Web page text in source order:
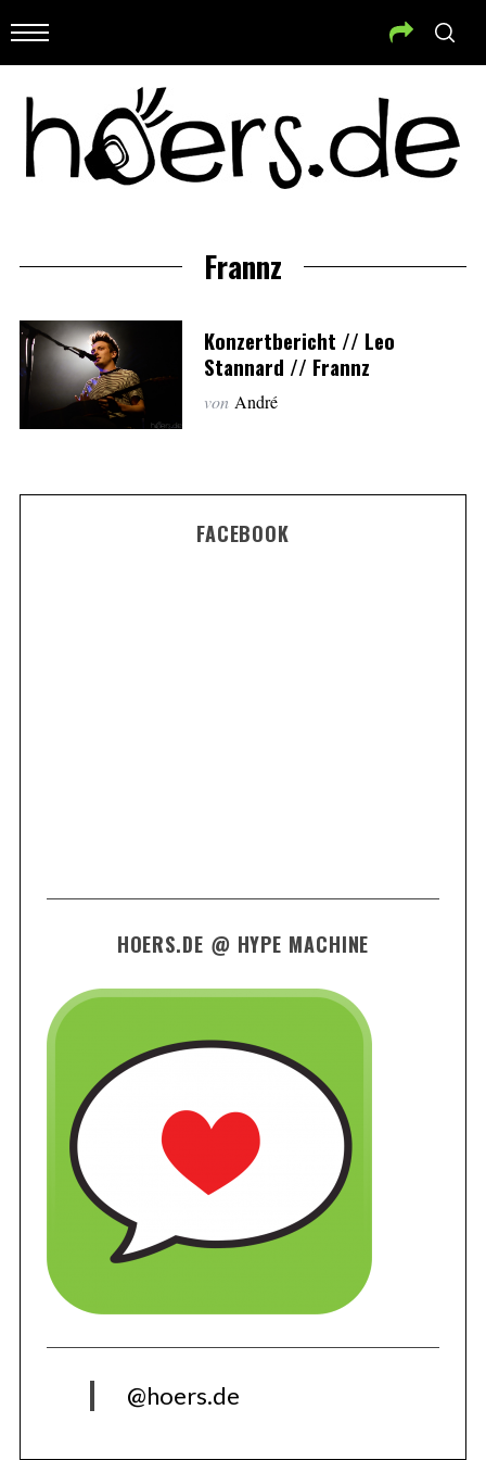
Frannz
Konzertbericht // Leo
Stannard // Frannz
von André
FACEBOOK
HOERS.DE @ HYPE MACHINE
@hoers.de